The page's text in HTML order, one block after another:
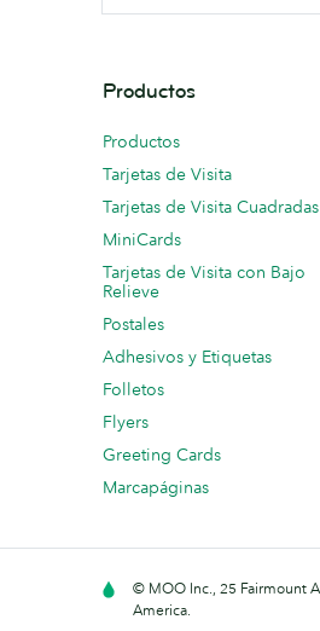
Productos
Productos
Tarjetas de Visita
Tarjetas de Visita Cuadradas
MiniCards
Tarjetas de Visita con Bajo
Relieve
Postales
Adhesivos y Etiquetas
Folletos
Flyers
Greeting Cards
Marcapáginas
© MOO Inc., 25 Fairmount
America.